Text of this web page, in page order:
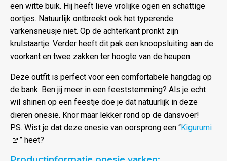
een witte buik. Hij heeft lieve vrolijke ogen en schattige
oortjes. Natuurlijk ontbreekt ook het typerende
varkensneusje niet. Op de achterkant pronkt zijn
krulstaartje. Verder heeft dit pak een knoopsluiting aan de
voorkant en twee zakken ter hoogte van de heupen.
Deze outfit is perfect voor een comfortabele hangdag op
de bank. Ben jij meer in een feeststemming? Als je echt
wil shinen op een feestje doe je dat natuurlijk in deze
dieren onesie. Knor maar lekker rond op de dansvoer!
P.S. Wist je dat deze onesie van oorsprong een “Kigurumi
” heet?